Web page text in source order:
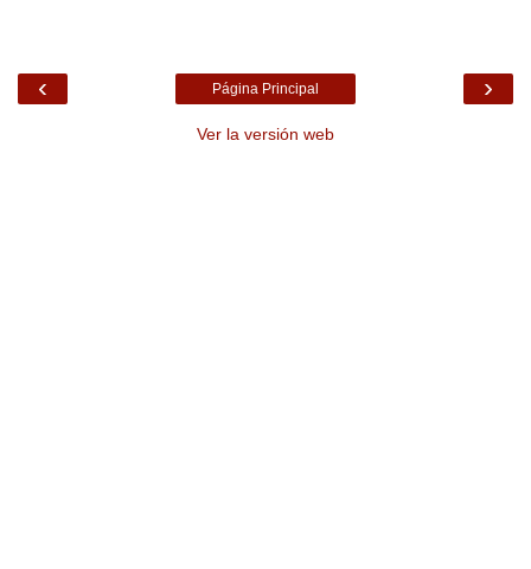
‹ ›
Página Principal
Ver la versión web